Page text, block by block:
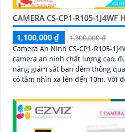
CAMERA CS-CP1-R105-1J4WF
1,100,000 ₫
1,300,000 ₫
Camera An Ninh CS-CP1-R105-
camera an ninh chất lượng cao,
năng giám sát ban đêm thông
có tầm nhìn